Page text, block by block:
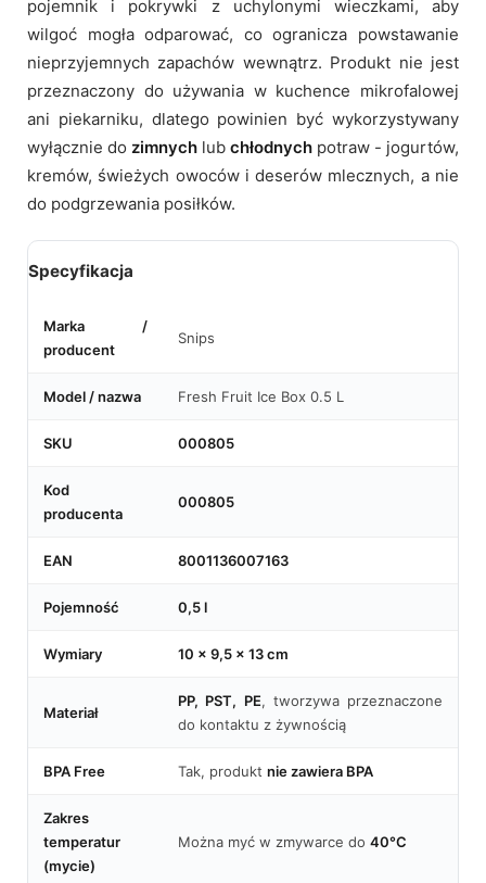
pojemnik i pokrywki z uchylonymi wieczkami, aby
wilgoć mogła odparować, co ogranicza powstawanie
nieprzyjemnych zapachów wewnątrz. Produkt nie jest
przeznaczony do używania w kuchence mikrofalowej
ani piekarniku, dlatego powinien być wykorzystywany
wyłącznie do zimnych lub chłodnych potraw - jogurtów,
kremów, świeżych owoców i deserów mlecznych, a nie
do podgrzewania posiłków.
Specyfikacja
Marka /
producent
Snips
Model / nazwa Fresh Fruit Ice Box 0.5 L
SKU 000805
Kod
producenta
000805
EAN 8001136007163
Pojemność 0,5 l
Wymiary 10 x 9,5 x 13 cm
Materiał
PP, PST, PE, tworzywa przeznaczone
do kontaktu z żywnością
BPA Free Tak, produkt nie zawiera BPA
Zakres
temperatur
(mycie)
Można myć w zmywarce do 40°C